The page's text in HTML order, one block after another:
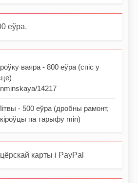
еўра.
ваяра - 800 еўра (спіс у
14217
- 500 еўра (дробны рамонт,
па тарыфу min)
карты і PayPal